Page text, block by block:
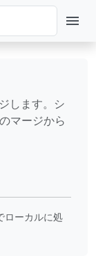
します。シ
マージから
ローカルに処